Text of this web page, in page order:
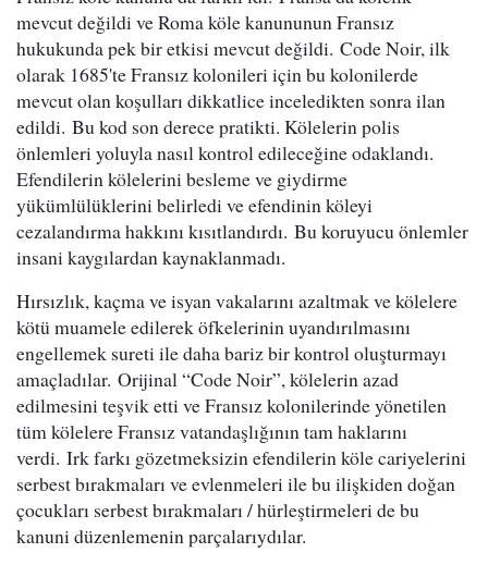
mevcut değildi ve Roma köle kanununun Fransız
hukukunda pek bir etkisi mevcut değildi. Code Noir, ilk
olarak 1685'te Fransız kolonileri için bu kolonilerde
mevcut olan koşulları dikkatlice inceledikten sonra ilan
edildi. Bu kod son derece pratikti. Kölelerin polis
önlemleri yoluyla nasıl kontrol edileceğine odaklandı.
Efendilerin kölelerini besleme ve giydirme
yükümlülüklerini belirledi ve efendinin köleyi
cezalandırma hakkını kısıtlandırdı. Bu koruyucu önlemler
insani kaygılardan kaynaklanmadı.
Hırsızlık, kaçma ve isyan vakalarını azaltmak ve kölelere
kötü muamele edilerek öfkelerinin uyandırılmasını
engellemek sureti ile daha bariz bir kontrol oluşturmayı
amaçladılar. Orijinal “Code Noir”, kölelerin azad
edilmesini teşvik etti ve Fransız kolonilerinde yönetilen
tüm kölelere Fransız vatandaşlığının tam haklarını
verdi. Irk farkı gözetmeksizin efendilerin köle cariyelerini
serbest bırakmaları ve evlenmeleri ile bu ilişkiden doğan
çocukları serbest bırakmaları / hürleştirmeleri de bu
kanuni düzenlemenin parçalarıydılar.